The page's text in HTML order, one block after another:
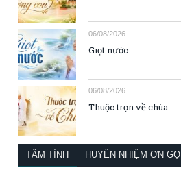
06/08/2026
Giọt nước
06/08/2026
Thuộc trọn về chúa
TÂM TÌNH HUYỀN NHIỆM ƠN GỌI